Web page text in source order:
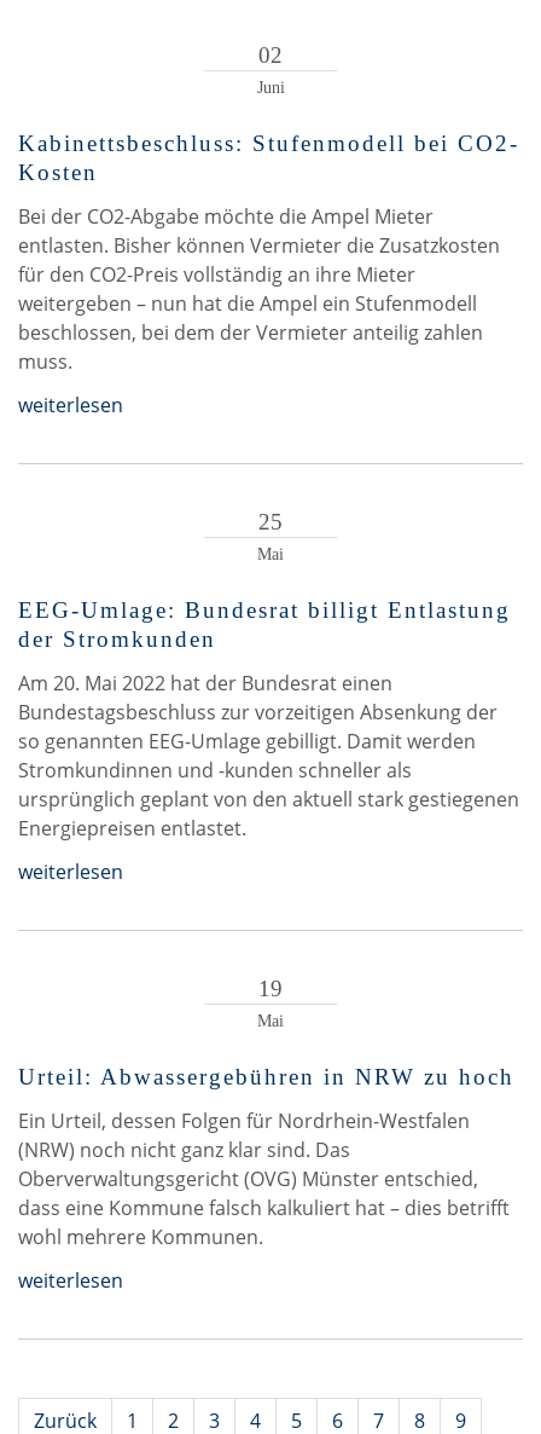
02
Juni
Kabinettsbeschluss: Stufenmodell bei CO2-
Kosten
Bei der CO2-Abgabe möchte die Ampel Mieter
entlasten. Bisher können Vermieter die Zusatzkosten
für den CO2-Preis vollständig an ihre Mieter
weitergeben – nun hat die Ampel ein Stufenmodell
beschlossen, bei dem der Vermieter anteilig zahlen
muss.
weiterlesen
25
Mai
EEG-Umlage: Bundesrat billigt Entlastung
der Stromkunden
Am 20. Mai 2022 hat der Bundesrat einen
Bundestagsbeschluss zur vorzeitigen Absenkung der
so genannten EEG-Umlage gebilligt. Damit werden
Stromkundinnen und -kunden schneller als
ursprünglich geplant von den aktuell stark gestiegenen
Energiepreisen entlastet.
weiterlesen
19
Mai
Urteil: Abwassergebühren in NRW zu hoch
Ein Urteil, dessen Folgen für Nordrhein-Westfalen
(NRW) noch nicht ganz klar sind. Das
Oberverwaltungsgericht (OVG) Münster entschied,
dass eine Kommune falsch kalkuliert hat – dies betrifft
wohl mehrere Kommunen.
weiterlesen
Zurück 1 2 3 4 5 6 7 8 9